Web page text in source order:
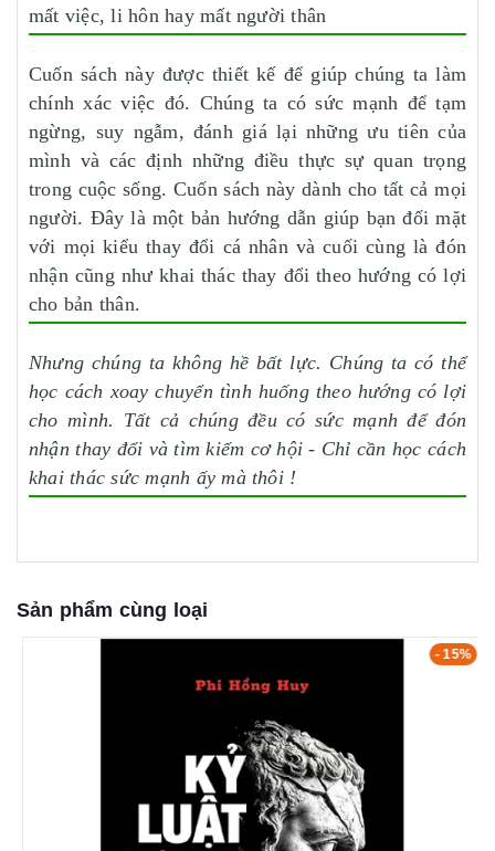
mất việc, li hôn hay mất người thân
Cuốn sách này được thiết kế để giúp chúng ta làm
chính xác việc đó. Chúng ta có sức mạnh để tạm
ngừng, suy ngẫm, đánh giá lại những ưu tiên của
mình và các định những điều thực sự quan trọng
trong cuộc sống. Cuốn sách này dành cho tất cả mọi
người. Đây là một bản hướng dẫn giúp bạn đối mặt
với mọi kiểu thay đổi cá nhân và cuối cùng là đón
nhận cũng như khai thác thay đổi theo hướng có lợi
cho bản thân.
Nhưng chúng ta không hề bất lực. Chúng ta có thể
học cách xoay chuyển tình huống theo hướng có lợi
cho mình. Tất cả chúng đều có sức mạnh để đón
nhận thay đổi và tìm kiếm cơ hội - Chỉ cần học cách
khai thác sức mạnh ấy mà thôi !
Sản phẩm cùng loại
- 15%